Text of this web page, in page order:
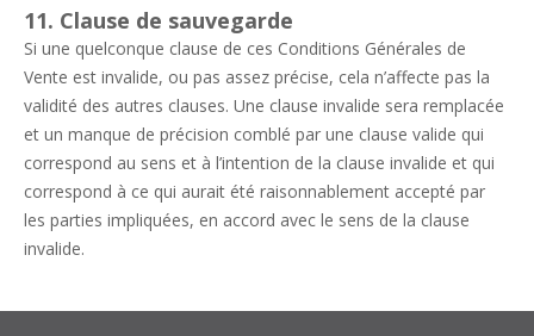
11. Clause de sauvegarde
Si une quelconque clause de ces Conditions Générales de
Vente est invalide, ou pas assez précise, cela n’affecte pas la
validité des autres clauses. Une clause invalide sera remplacée
et un manque de précision comblé par une clause valide qui
correspond au sens et à l’intention de la clause invalide et qui
correspond à ce qui aurait été raisonnablement accepté par
les parties impliquées, en accord avec le sens de la clause
invalide.